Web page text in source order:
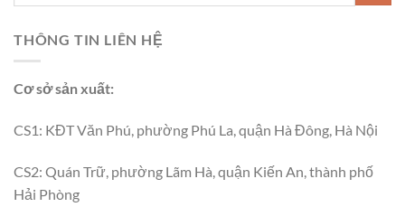
THÔNG TIN LIÊN HỆ
Cơ sở sản xuất:
CS1: KĐT Văn Phú, phường Phú La, quận Hà Đông, Hà Nội
CS2: Quán Trữ, phường Lãm Hà, quận Kiến An, thành phố
Hải Phòng